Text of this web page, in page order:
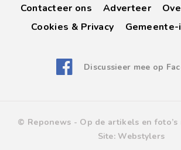
Contacteer ons Adverteer
Cookies & Privacy
Discussieer mee op
© Reponews - Op de artikels en
Site: Webstylers